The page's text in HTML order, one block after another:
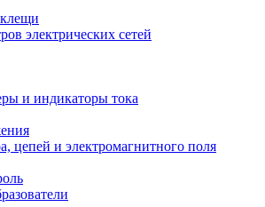
электрических сетей
и индикаторы тока
цепей и электромагнитного поля